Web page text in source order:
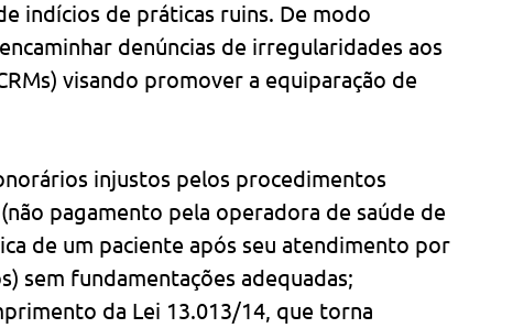
indícios de práticas ruins. De modo
denúncias de irregularidades aos
visando promover a equiparação de
injustos pelos procedimentos
pagamento pela operadora de saúde de
de um paciente após seu atendimento por
sem fundamentações adequadas;
da Lei 13.013/14, que torna